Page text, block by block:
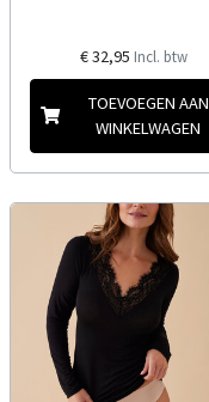
€ 32,95 Incl. btw
TOEVOEGEN AAN
WINKELWAGEN